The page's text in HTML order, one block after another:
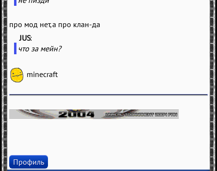
про мод нет,а про клан-да
(JUS
что за мейн?
minecraft
Профиль